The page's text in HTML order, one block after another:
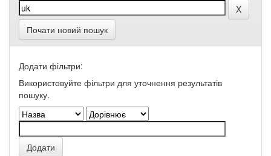
Почати новий пошук
Додати фільтри:
Використовуйте фільтри для уточнення результатів
пошуку.